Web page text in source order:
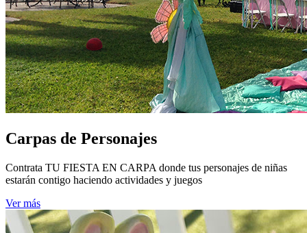
Carpas de Personajes
Contrata TU FIESTA EN CARPA donde tus personajes de niñas
estarán contigo haciendo actividades y juegos
Ver más